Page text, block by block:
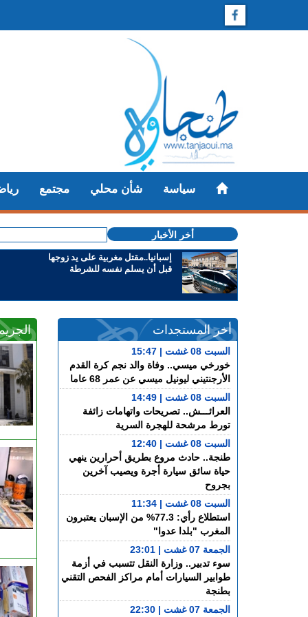
مجتمع شأن محلي سياسة
أخر الأخبار
إسبانيا..مقتل مغربية على يد زوجها
قبل أن يسلم نفسه للشرطة
أخر المستجدات
السبت 08 غشت | 15:47
خورخي ميسي.. وفاة والد نجم كرة القدم
الأرجنتيني ليونيل ميسي عن عمر 68 عاما
السبت 08 غشت | 14:49
العرائـــش.. تصريحات واتهامات زائفة
تورط مرشحة للهجرة السرية
السبت 08 غشت | 12:40
طنجة.. حادث مروع بطريق أحرارين ينهي
حياة سائق سيارة أجرة ويصيب آخرين
بجروح
السبت 08 غشت | 11:34
استطلاع رأي: 77.3% من الإسبان يعتبرون
المغرب "بلدا عدوا"
الجمعة 07 غشت | 23:01
سوء تدبير.. وزارة النقل تتسبب في أزمة
طوابير السيارات أمام مراكز الفحص التقني
بطنجة
الجمعة 07 غشت | 22:30